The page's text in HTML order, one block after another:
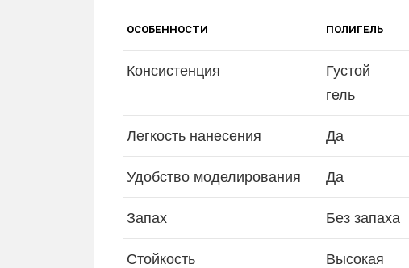
ОСОБЕННОСТИ ПОЛИГЕЛЬ
Консистенция
Густой
гель
Легкость нанесения Да
Удобство моделирования Да
Запах Без запаха
Стойкость Высокая